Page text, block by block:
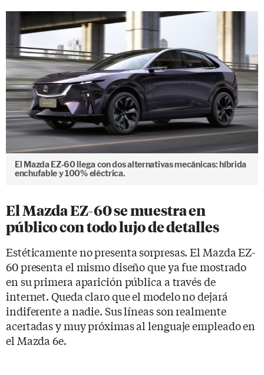
El Mazda EZ-60 llega con dos alternativas mecánicas: híbrida
enchufable y 100% eléctrica.
El Mazda EZ-60 se muestra en
público con todo lujo de detalles
Estéticamente no presenta sorpresas. El Mazda EZ-
60 presenta el mismo diseño que ya fue mostrado
en su primera aparición pública a través de
internet. Queda claro que el modelo no dejará
indiferente a nadie. Sus líneas son realmente
acertadas y muy próximas al lenguaje empleado en
el Mazda 6e.